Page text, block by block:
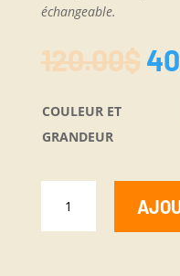
échangeable.
120.00$Le
COULEUR ET
GRANDEUR
EB534